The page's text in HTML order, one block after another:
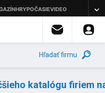
Hľadať firmu
katalógu firiem